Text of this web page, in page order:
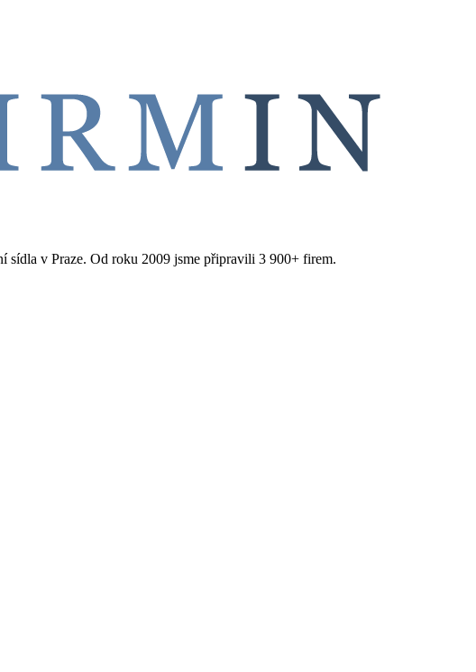
sídla v Praze. Od roku 2009 jsme připravili 3 900+ firem.